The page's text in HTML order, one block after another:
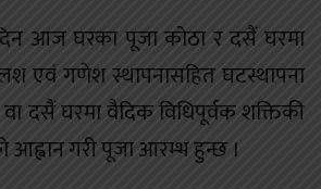
आज घरका पूजा कोठा र दसैं घरमा
एवं गणेश स्थापनासहित घटस्थापना
दसैं घरमा वैदिक विधिपूर्वक शक्तिकी
आह्वान गरी पूजा आरम्भ हुन्छ ।